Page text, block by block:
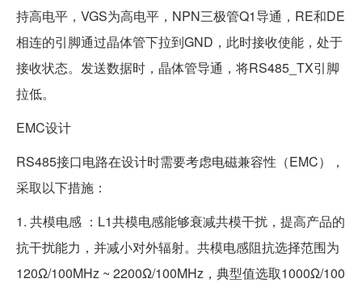
持高电平，VGS为高电平，NPN三极管Q1导通，RE和DE
相连的引脚通过晶体管下拉到GND，此时接收使能，处于
接收状态。发送数据时，晶体管导通，将RS485_TX引脚
拉低。
EMC设计
RS485接口电路在设计时需要考虑电磁兼容性（EMC），
采取以下措施：
1. 共模电感 ：L1共模电感能够衰减共模干扰，提高产品的
抗干扰能力，并减小对外辐射。共模电感阻抗选择范围为
120Ω/100MHz ~ 2200Ω/100MHz，典型值选取1000Ω/100